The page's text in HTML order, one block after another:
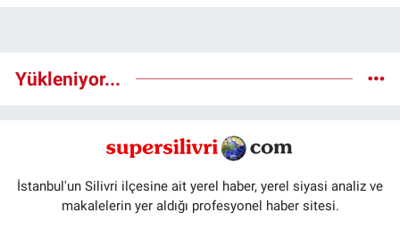
Yükleniyor...
İstanbul'un Silivri ilçesine ait yerel haber, yerel siyasi analiz ve
makalelerin yer aldığı profesyonel haber sitesi.